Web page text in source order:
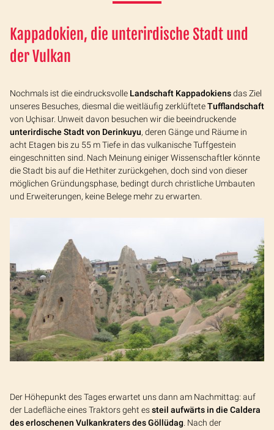
Kappadokien, die unterirdische Stadt und
der Vulkan
Nochmals ist die eindrucksvolle Landschaft Kappadokiensdas Ziel
unseres Besuches, diesmal die weitläufig zerklüfteteTufflandschaft
von Uçhisar. Unweit davon besuchen wir die beeindruckende
unterirdische Stadt von Derinkuyu, deren Gänge und Räume in
acht Etagen bis zu 55 m Tiefe in das vulkanische Tuffgestein
eingeschnitten sind. Nach Meinung einiger Wissenschaftler könnte
die Stadt bis auf die Hethiter zurückgehen, doch sind von dieser
möglichen Gründungsphase, bedingt durch christliche Umbauten
und Erweiterungen, keine Belege mehr zu erwarten.
Der Höhepunkt des Tages erwartet uns dann am Nachmittag: auf
der Ladefläche eines Traktors geht essteil aufwärts in die Caldera
des erloschenen Vulkankraters des Göllüdag . Nach der